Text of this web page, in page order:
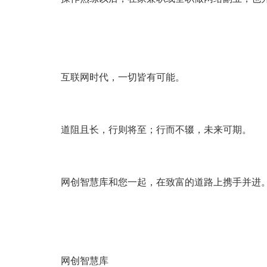
互联网时代，一切皆有可能。
道阻且长，行则将至；行而不辍，未来可期。
网创智慧库和您一起，在致富的道路上携手并进
网创智慧库